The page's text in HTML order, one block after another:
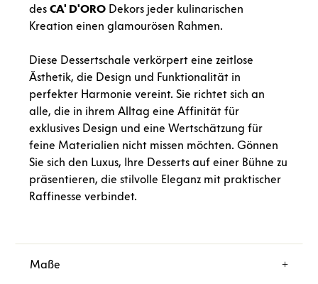
des CA' D'ORO Dekors jeder kulinarischen
Kreation einen glamourösen Rahmen.
Diese Dessertschale verkörpert eine zeitlose
Ästhetik, die Design und Funktionalität in
perfekter Harmonie vereint. Sie richtet sich an
alle, die in ihrem Alltag eine Affinität für
exklusives Design und eine Wertschätzung für
feine Materialien nicht missen möchten. Gönnen
Sie sich den Luxus, Ihre Desserts auf einer Bühne zu
präsentieren, die stilvolle Eleganz mit praktischer
Raffinesse verbindet.
Maße